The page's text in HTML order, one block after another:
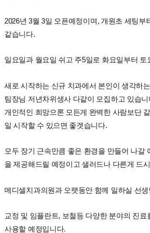
2026년 3월 3일 오픈예정이며, 개원초 세팅
같습니다.
일요일과 월요일 쉬고 주5일로 화요일부터
새로 시작하는 신규 치과에서 본인이 생각하
팀장님 저년차위생사 다같이 모집하고 있습니
개인적인 희망으론 모든게 완벽한 사람보단
일 시작할 수 있으면 좋겟습니다.
모두 장기 근속만큼 좋은 환경을 만들어 나갈
을 제공해드릴 예정이고 샐러드나 다른게 드
메디셀치과의원과 오랫동안 함께 일하실 선
교정 및 임플란트, 보철등 다양한 분야의 진
사용할 예정입니다.